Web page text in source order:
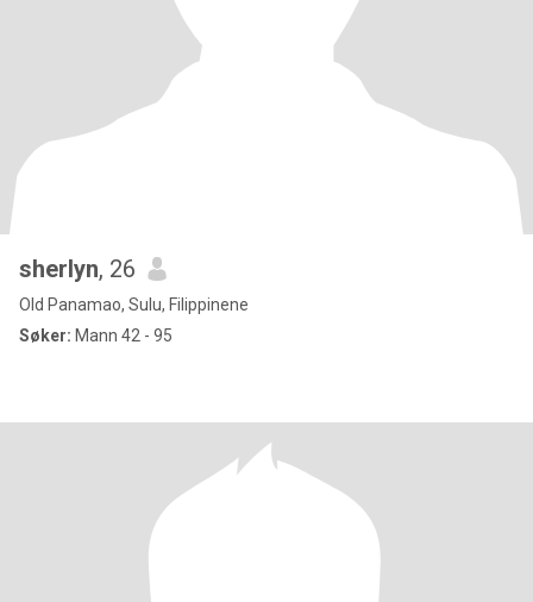
sherlyn, 26
Old Panamao, Sulu, Filippinene
Søker: Mann 42 - 95